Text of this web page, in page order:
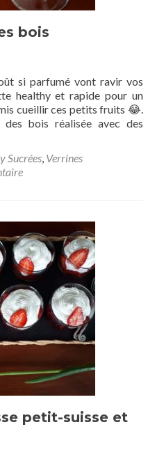
bois
si parfumé vont ravir vos
healthy et rapide pour un
cueillir ces petits fruits 😂.
bois réalisée avec des
Sucrées, Verrines
petit-suisse et